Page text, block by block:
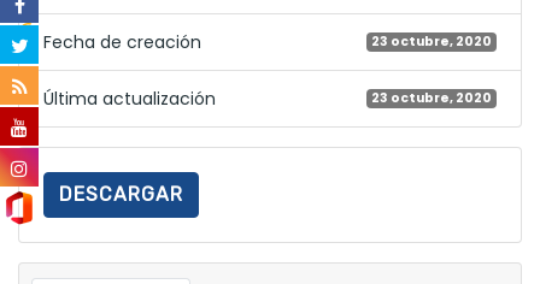
Fecha de creación 23 octubre, 2020
Última actualización 23 octubre, 2020
DESCARGAR